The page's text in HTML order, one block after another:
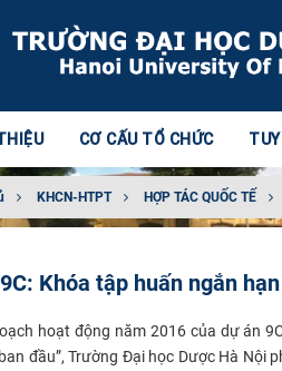
CƠ CẤU TỔ CHỨC
KHCN-HTPT HỢP TÁC QUỐC TẾ
Khóa tập huấn ngắn
hoạt động năm 2016 của dự án
đầu”, Trường Đại học Dược Hà Nội